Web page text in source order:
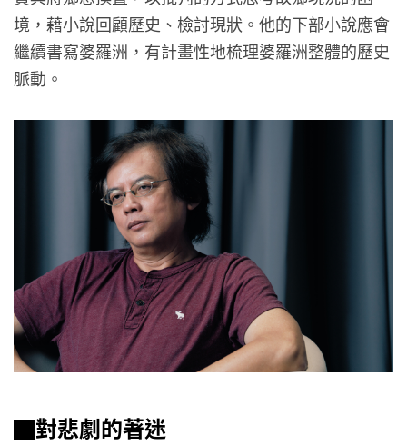
境，藉小說回顧歷史、檢討現狀。他的下部小說應會
繼續書寫婆羅洲，有計畫性地梳理婆羅洲整體的歷史
脈動。
▇對悲劇的著迷